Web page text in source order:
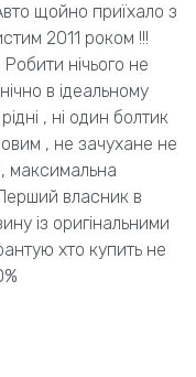
щойно приїхало з
2011 роком !!!
нічього не
в ідеальному
, ні один болтик
, не зачухане не
максимальна
власник в
із оригінальними
хто купить не